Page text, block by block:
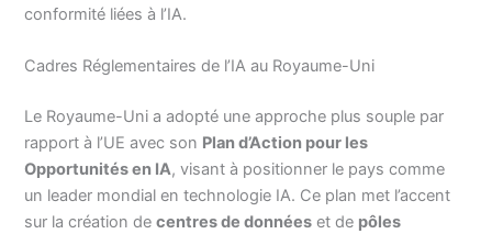
conformité liées à l’IA.
Cadres Réglementaires de l’IA au Royaume-Uni
Le Royaume-Uni a adopté une approche plus souple par
rapport à l’UE avec son Plan d’Action pour les
Opportunités en IA, visant à positionner le pays comme
un leader mondial en technologie IA. Ce plan met l’accent
sur la création decentres de données et de pôles